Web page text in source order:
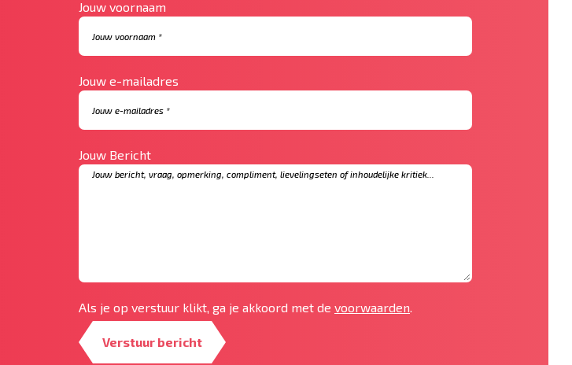
Jouw voornaam
Jouw e-mailadres
Jouw Bericht
Als je op verstuur klikt, ga je akkoord met de voorwaarden.
Verstuur bericht